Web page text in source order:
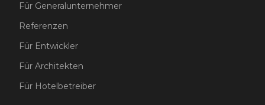
Für Generalunternehmer
Referenzen
Für Entwickler
Für Architekten
Für Hotelbetreiber